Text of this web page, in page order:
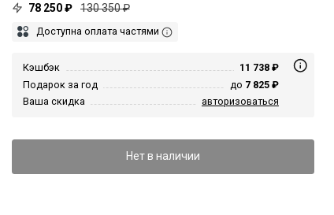
78 250 ₽ 130 350 ₽
Доступна оплата частями
Кэшбэк
11 738 ₽
Подарок за год
до 7 825 ₽
Ваша скидка
авторизоваться
Нет в наличии